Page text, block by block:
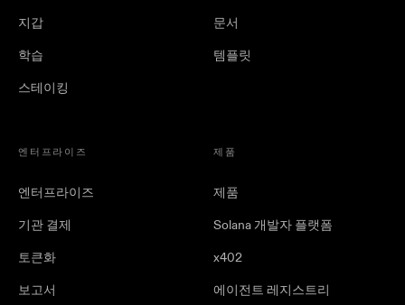
지갑
학습
스테이킹
문서
템플릿
엔터프라이즈
엔터프라이즈
기관 결제
토큰화
보고서
제품
제품
Solana 개발자 플랫폼
x402
에이전트 레지스트리